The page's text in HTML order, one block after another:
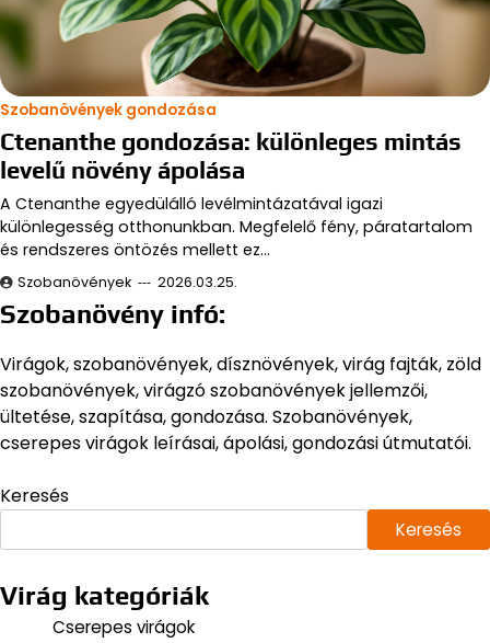
Szobanövények gondozása
Ctenanthe gondozása: különleges mintás
levelű növény ápolása
A Ctenanthe egyedülálló levélmintázatával igazi
különlegesség otthonunkban. Megfelelő fény, páratartalom
és rendszeres öntözés mellett ez…
Szobanövények 2026.03.25.
Szobanövény infó:
Virágok, szobanövények, dísznövények, virág fajták, zöld
szobanövények, virágzó szobanövények jellemzői,
ültetése, szapítása, gondozása. Szobanövények,
cserepes virágok leírásai, ápolási, gondozási útmutatói.
Keresés
Keresés
Virág kategóriák
Cserepes virágok